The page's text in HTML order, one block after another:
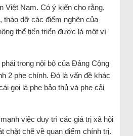
Việt Nam. Có ý kiến cho rằng,
tháo dỡ các điểm nghẽn của
thể tiến triển được là một ví
trong nội bộ của Đảng Cộng
2 phe chính. Đó là vấn đề khác
gọi là phe bảo thủ và phe cải
việc duy trì các giá trị xã hội
chặt chẽ về quan điểm chính trị.